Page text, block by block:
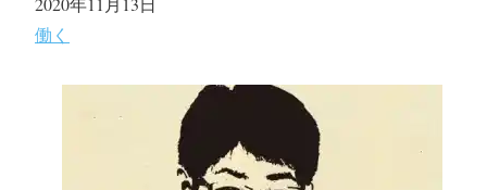
関連理由
働く